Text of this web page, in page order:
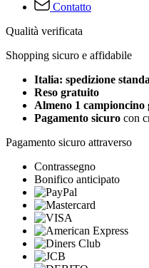
Contatto
Qualità verificata
Shopping sicuro e affidabile
Italia: spedizione
Reso gratuito
Almeno 1 campioncino
Pagamento sicuro con
Pagamento sicuro attraverso
Contrassegno
Bonifico anticipato